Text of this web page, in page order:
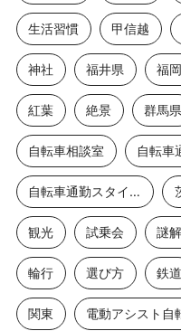
生活習慣 甲信越
神社 福井県 福
紅葉 絶景 群馬県
自転車相談室 自転車
自転車通勤スタイル
観光 試乗会 謎
輪行 選び方 鉄道
関東